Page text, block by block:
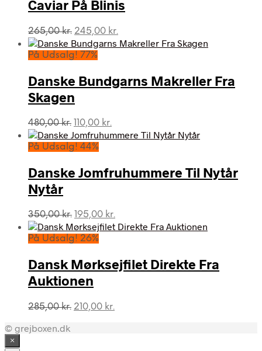
Caviar På Blinis
265,00kr. Den
oprindelige
pris
265,00 kr..
245,00 kr.
aktuelle
245,00 kr..
På Udsalg! 77%
Danske Bundgarns Makreller Fra
Skagen
480,00kr. Den
oprindelige
pris
480,00 kr..
110,00 kr.
aktuelle
110,00 kr..
På Udsalg! 44%
Danske Jomfruhummere Til Nytår
Nytår
350,00kr. Den
oprindelige
pris
350,00 kr..
195,00 kr.
aktuelle
195,00 kr..
På Udsalg! 26%
Dansk Mørksejfilet Direkte Fra
Auktionen
285,00kr. Den
210,00 kr.
© grejboxen.dk
×